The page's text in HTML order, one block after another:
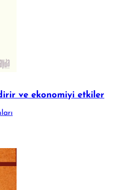
ve ekonomiyi etkiler